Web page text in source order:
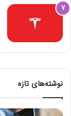
نوشته‌های تازه